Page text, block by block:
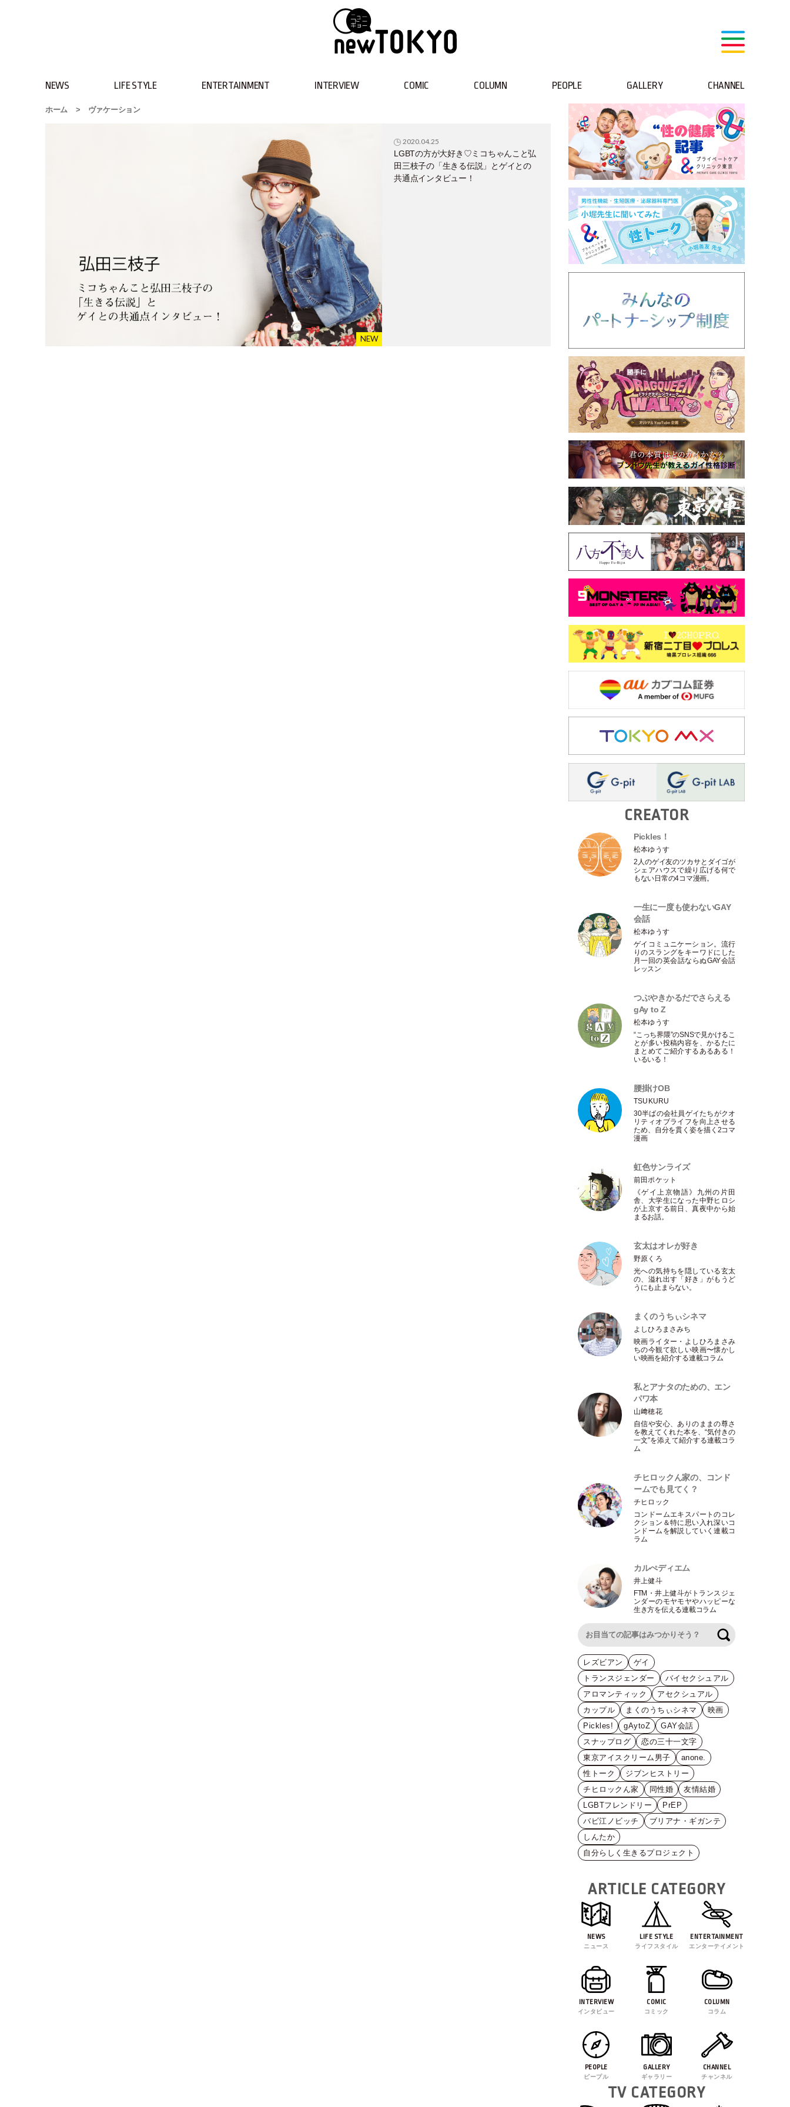
NEWS LIFE STYLE ENTERTAINMENT INTERVIEW COMIC COLUMN PEOPLE GALLERY CHANNEL
ホーム > ヴァケーション
2020.04.25
LGBTの方が大好き♡ミコちゃんこと弘
田三枝子の「生きる伝説」とゲイとの
共通点インタビュー！
CREATOR
Pickles！
松本ゆうす
2人のゲイ友のツカサとダイゴが
シェアハウスで繰り広げる何で
もない日常の4コマ漫画。
一生に一度も使わないGAY
会話
松本ゆうす
ゲイコミュニケーション。流行
りのスラングをキーワドにした
月一回の英会話ならぬGAY会話
レッスン
つぶやきかるだでさらえる
gAy to Z
松本ゆうす
“こっち界隈”のSNSで見かけるこ
とが多い投稿内容を、かるたに
まとめてご紹介するあるある！
いるいる！
腰掛けOB
TSUKURU
30半ばの会社員ゲイたちがクオ
リティオブライフを向上させる
ため、自分を貫く姿を描く2コマ
漫画
虹色サンライズ
前田ポケット
《ゲイ上京物語》九州の片田
舎、大学生になった中野ヒロシ
が上京する前日、真夜中から始
まるお話。
玄太はオレが好き
野原くろ
光への気持ちを隠している玄太
の、溢れ出す 「好き 」がもうど
うにも止まらない。
まくのうちぃシネマ
よしひろまさみち
映画ライター ・ よしひろまさみ
ちの今観て欲しい映画〜懐かし
い映画を紹介する連載コラム
私とアナタのための、エン
パワ本
山﨑穂花
自信や安心、ありのままの尊さ
を教えてくれた本を、“気付きの
一文”を添えて紹介する連載コラ
ム
チヒロックん家の、コンド
ームでも見てく？
チヒロック
コンドームエキスパートのコレ
クション＆特に思い入れ深いコ
ンドームを解説していく連載コ
ラム
カルぺディエム
井上健斗
FTM ・井上健斗がトランスジェ
ンダーのモヤモヤやハッピーな
生き方を伝える連載コラム
レズビアン
ゲイ
トランスジェンダー
バイセクシュアル
アロマンティック
アセクシュアル
カップル
まくのうちぃシネマ
映画
Pickles!
gAytoZ
GAY会話
スナップログ
恋の三十一文字
東京アイスクリーム男子
anone.
性トーク
ジブンヒストリー
チヒロックん家
同性婚
友情結婚
LGBTフレンドリー
PrEP
バビ江ノビッチ
ブリアナ・ギガンテ
しんたか
自分らしく生きるプロジェクト
ARTICLE CATEGORY
NEWS
ニュース
LIFE STYLE
ライフスタイル
ENTERTAINMENT
エンターテイメント
INTERVIEW
インタビュー
COMIC
コミック
COLUMN
コラム
PEOPLE
ピープル
GALLERY
ギャラリー
CHANNEL
チャンネル
TV CATEGORY